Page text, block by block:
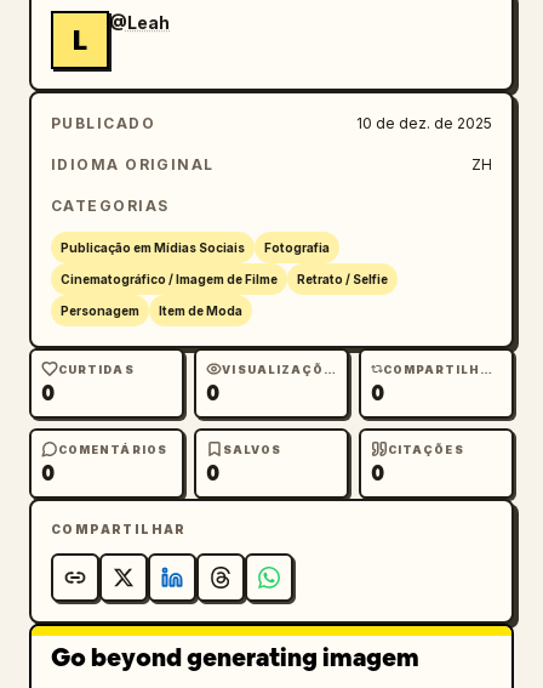
de três painéis sintetizada em uma imagem.
L
@Leah
PUBLICADO 10 de dez. de 2025
IDIOMA ORIGINAL ZH
CATEGORIAS
Publicação em Mídias Sociais Fotografia
Cinematográfico / Imagem de Filme Retrato / Selfie
Personagem Item de Moda
CURTIDAS
0
VISUALIZAÇÕES
0
COMPARTILHAMENTOS
0
COMENTÁRIOS
0
SALVOS
0
CITAÇÕES
0
COMPARTILHAR
Go beyond generating imagem